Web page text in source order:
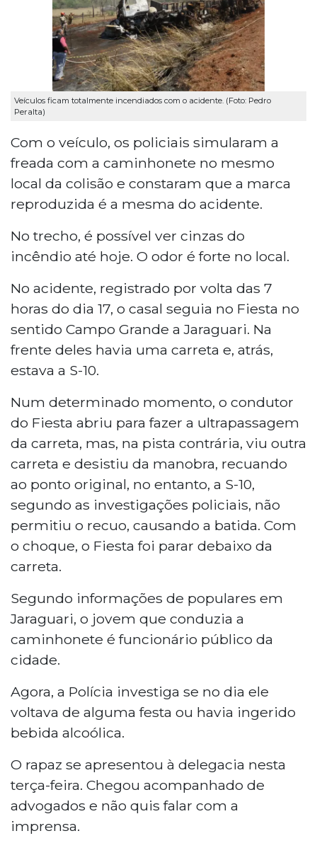
Veículos ficam totalmente incendiados com o acidente. (Foto: Pedro
Peralta)
Com o veículo, os policiais simularam a
freada com a caminhonete no mesmo
local da colisão e constaram que a marca
reproduzida é a mesma do acidente.
No trecho, é possível ver cinzas do
incêndio até hoje. O odor é forte no local.
No acidente, registrado por volta das 7
horas do dia 17, o casal seguia no Fiesta no
sentido Campo Grande a Jaraguari. Na
frente deles havia uma carreta e, atrás,
estava a S-10.
Num determinado momento, o condutor
do Fiesta abriu para fazer a ultrapassagem
da carreta, mas, na pista contrária, viu outra
carreta e desistiu da manobra, recuando
ao ponto original, no entanto, a S-10,
segundo as investigações policiais, não
permitiu o recuo, causando a batida. Com
o choque, o Fiesta foi parar debaixo da
carreta.
Segundo informações de populares em
Jaraguari, o jovem que conduzia a
caminhonete é funcionário público da
cidade.
Agora, a Polícia investiga se no dia ele
voltava de alguma festa ou havia ingerido
bebida alcoólica.
O rapaz se apresentou à delegacia nesta
terça-feira. Chegou acompanhado de
advogados e não quis falar com a
imprensa.